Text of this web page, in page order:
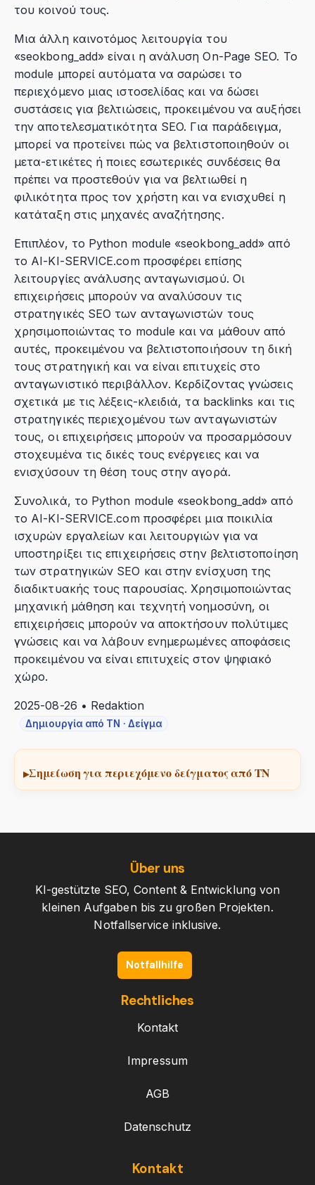
του κοινού τους.
Μια άλλη καινοτόμος λειτουργία του
«seokbong_add» είναι η ανάλυση On-Page SEO. Το
module μπορεί αυτόματα να σαρώσει το
περιεχόμενο μιας ιστοσελίδας και να δώσει
συστάσεις για βελτιώσεις, προκειμένου να αυξήσει
την αποτελεσματικότητα SEO. Για παράδειγμα,
μπορεί να προτείνει πώς να βελτιστοποιηθούν οι
μετα-ετικέτες ή ποιες εσωτερικές συνδέσεις θα
πρέπει να προστεθούν για να βελτιωθεί η
φιλικότητα προς τον χρήστη και να ενισχυθεί η
κατάταξη στις μηχανές αναζήτησης.
Επιπλέον, το Python module «seokbong_add» από
το AI-KI-SERVICE.com προσφέρει επίσης
λειτουργίες ανάλυσης ανταγωνισμού. Οι
επιχειρήσεις μπορούν να αναλύσουν τις
στρατηγικές SEO των ανταγωνιστών τους
χρησιμοποιώντας το module και να μάθουν από
αυτές, προκειμένου να βελτιστοποιήσουν τη δική
τους στρατηγική και να είναι επιτυχείς στο
ανταγωνιστικό περιβάλλον. Κερδίζοντας γνώσεις
σχετικά με τις λέξεις-κλειδιά, τα backlinks και τις
στρατηγικές περιεχομένου των ανταγωνιστών
τους, οι επιχειρήσεις μπορούν να προσαρμόσουν
στοχευμένα τις δικές τους ενέργειες και να
ενισχύσουν τη θέση τους στην αγορά.
Συνολικά, το Python module «seokbong_add» από
το AI-KI-SERVICE.com προσφέρει μια ποικιλία
ισχυρών εργαλείων και λειτουργιών για να
υποστηρίξει τις επιχειρήσεις στην βελτιστοποίηση
των στρατηγικών SEO και στην ενίσχυση της
διαδικτυακής τους παρουσίας. Χρησιμοποιώντας
μηχανική μάθηση και τεχνητή νοημοσύνη, οι
επιχειρήσεις μπορούν να αποκτήσουν πολύτιμες
γνώσεις και να λάβουν ενημερωμένες αποφάσεις
προκειμένου να είναι επιτυχείς στον ψηφιακό
χώρο.
2025-08-26 • Redaktion
Δημιουργία από ΤΝ · Δείγμα
Σημείωση για περιεχόμενο δείγματος από ΤΝ
Über uns
KI-gestützte SEO, Content & Entwicklung von
kleinen Aufgaben bis zu großen Projekten.
Notfallservice inklusive.
Notfallhilfe
Rechtliches
Kontakt
Impressum
AGB
Datenschutz
Kontakt